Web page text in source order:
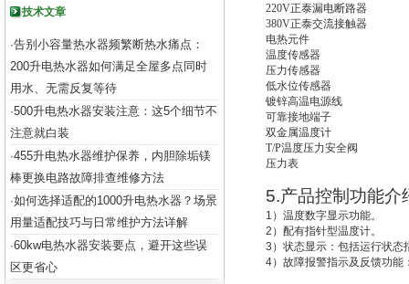
技术文章
·告别小容量热水器频繁断热水痛点：
200升电热水器如何满足全屋多点同时
用水、无需反复等待
·500升电热水器安装注意：这5个细节不
注意就白装
·455升电热水器维护保养，内胆除垢镁
棒更换电路故障排查维修方法
·如何选择适配的1000升电热水器？场景
用量适配技巧与日常维护方法详解
·60kw电热水器安装要点，避开这些误
区更省心
220V正泰漏电断路器
380V正泰交流接触器
电热元件
温度传感器
压力传感器
低水位传感器
镀锌高温电源线
可靠接地端子
双金属温度计
T/P温度压力安全阀
压力表
5.产品控制功能介
1 ）温度数字显示功能。
2 ）配有指针型温度计。
3 ）状态显示：包括运行状
4）故障报警指示及反馈功